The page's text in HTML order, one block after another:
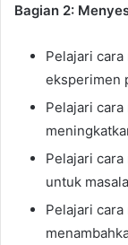
Bagian 2:
Pelajari
eksperimen
Pelajari
Pelajari
untuk
Pelajari